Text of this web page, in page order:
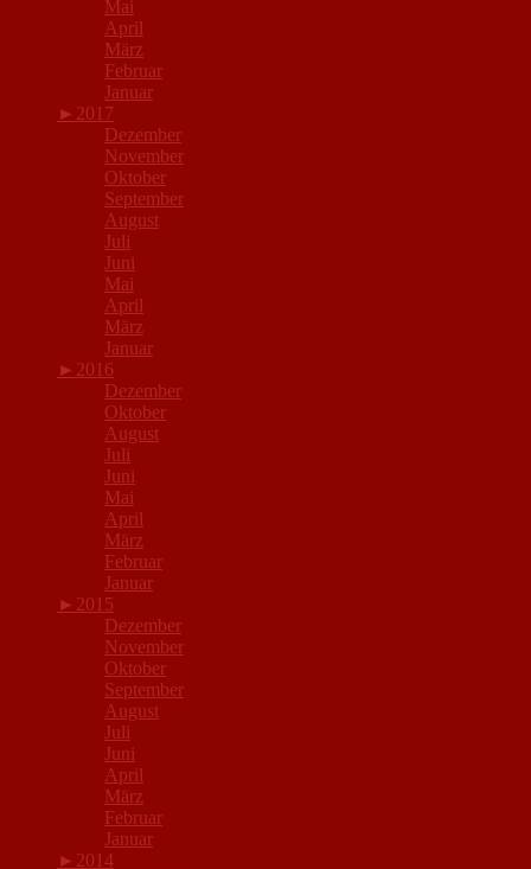
Mai
April
März
Februar
Januar
► 2017
Dezember
November
Oktober
September
August
Juli
Juni
Mai
April
März
Januar
► 2016
Dezember
Oktober
August
Juli
Juni
Mai
April
März
Februar
Januar
► 2015
Dezember
November
Oktober
September
August
Juli
Juni
April
März
Februar
Januar
► 2014